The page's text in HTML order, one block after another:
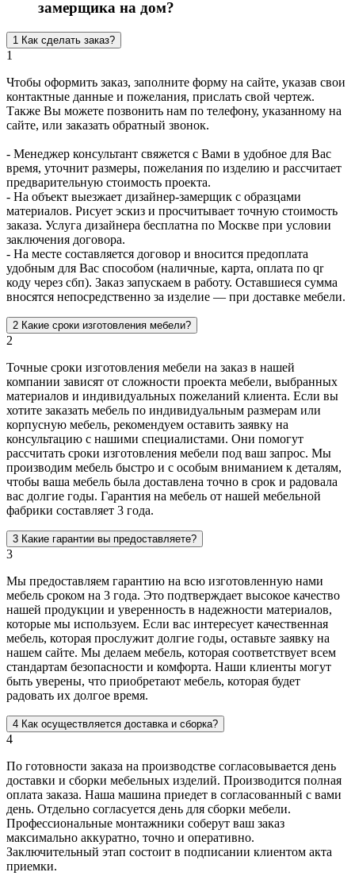
замерщика на дом?
1 Как сделать заказ?
1
Чтобы оформить заказ, заполните форму на сайте, указав свои
контактные данные и пожелания, прислать свой чертеж.
Также Вы можете позвонить нам по телефону, указанному на
сайте, или заказать обратный звонок.
- Менеджер консультант свяжется с Вами в удобное для Вас
время, уточнит размеры, пожелания по изделию и рассчитает
предварительную стоимость проекта.
- На объект выезжает дизайнер-замерщик с образцами
материалов. Рисует эскиз и просчитывает точную стоимость
заказа. Услуга дизайнера бесплатна по Москве при условии
заключения договора.
- На месте составляется договор и вносится предоплата
удобным для Вас способом (наличные, карта, оплата по qr
коду через сбп). Заказ запускаем в работу. Оставшиеся сумма
вносятся непосредственно за изделие — при доставке мебели.
2 Какие сроки изготовления мебели?
2
Точные сроки изготовления мебели на заказ в нашей
компании зависят от сложности проекта мебели, выбранных
материалов и индивидуальных пожеланий клиента. Если вы
хотите заказать мебель по индивидуальным размерам или
корпусную мебель, рекомендуем оставить заявку на
консультацию с нашими специалистами. Они помогут
рассчитать сроки изготовления мебели под ваш запрос. Мы
производим мебель быстро и с особым вниманием к деталям,
чтобы ваша мебель была доставлена точно в срок и радовала
вас долгие годы. Гарантия на мебель от нашей мебельной
фабрики составляет 3 года.
3 Какие гарантии вы предоставляете?
3
Мы предоставляем гарантию на всю изготовленную нами
мебель сроком на 3 года. Это подтверждает высокое качество
нашей продукции и уверенность в надежности материалов,
которые мы используем. Если вас интересует качественная
мебель, которая прослужит долгие годы, оставьте заявку на
нашем сайте. Мы делаем мебель, которая соответствует всем
стандартам безопасности и комфорта. Наши клиенты могут
быть уверены, что приобретают мебель, которая будет
радовать их долгое время.
4 Как осуществляется доставка и сборка?
4
По готовности заказа на производстве согласовывается день
доставки и сборки мебельных изделий. Производится полная
оплата заказа. Наша машина приедет в согласованный с вами
день. Отдельно согласуется день для сборки мебели.
Профессиональные монтажники соберут ваш заказ
максимально аккуратно, точно и оперативно.
Заключительный этап состоит в подписании клиентом акта
приемки.